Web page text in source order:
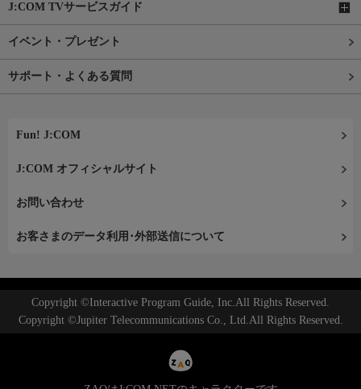
J:COM TVサービスガイド
イベント・プレゼント
サポート・よくある質問
Fun! J:COM
J:COM オフィシャルサイト
お問い合わせ
お客さまのデータ利用･外部送信について
Copyright ©Interactive Program Guide, Inc.All Rights Reserved.
Copyright ©Jupiter Telecommunications Co., Ltd.All Rights Reserved.